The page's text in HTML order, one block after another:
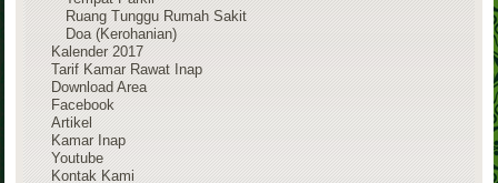
Ruang Tunggu Rumah Sakit
Doa (Kerohanian)
Kalender 2017
Tarif Kamar Rawat Inap
Download Area
Facebook
Artikel
Kamar Inap
Youtube
Kontak Kami